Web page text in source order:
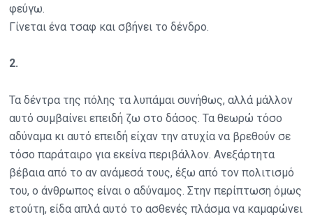
φεύγω.
Γίνεται ένα τσαφ και σβήνει το δένδρο.
2.
Τα δέντρα της πόλης τα λυπάμαι συνήθως, αλλά μάλλον
αυτό συμβαίνει επειδή ζω στο δάσος. Τα θεωρώ τόσο
αδύναμα κι αυτό επειδή είχαν την ατυχία να βρεθούν σε
τόσο παράταιρο για εκείνα περιβάλλον. Ανεξάρτητα
βέβαια από το αν ανάμεσά τους, έξω από τον πολιτισμό
του, ο άνθρωπος είναι ο αδύναμος. Στην περίπτωση όμως
ετούτη, είδα απλά αυτό το ασθενές πλάσμα να καμαρώνει